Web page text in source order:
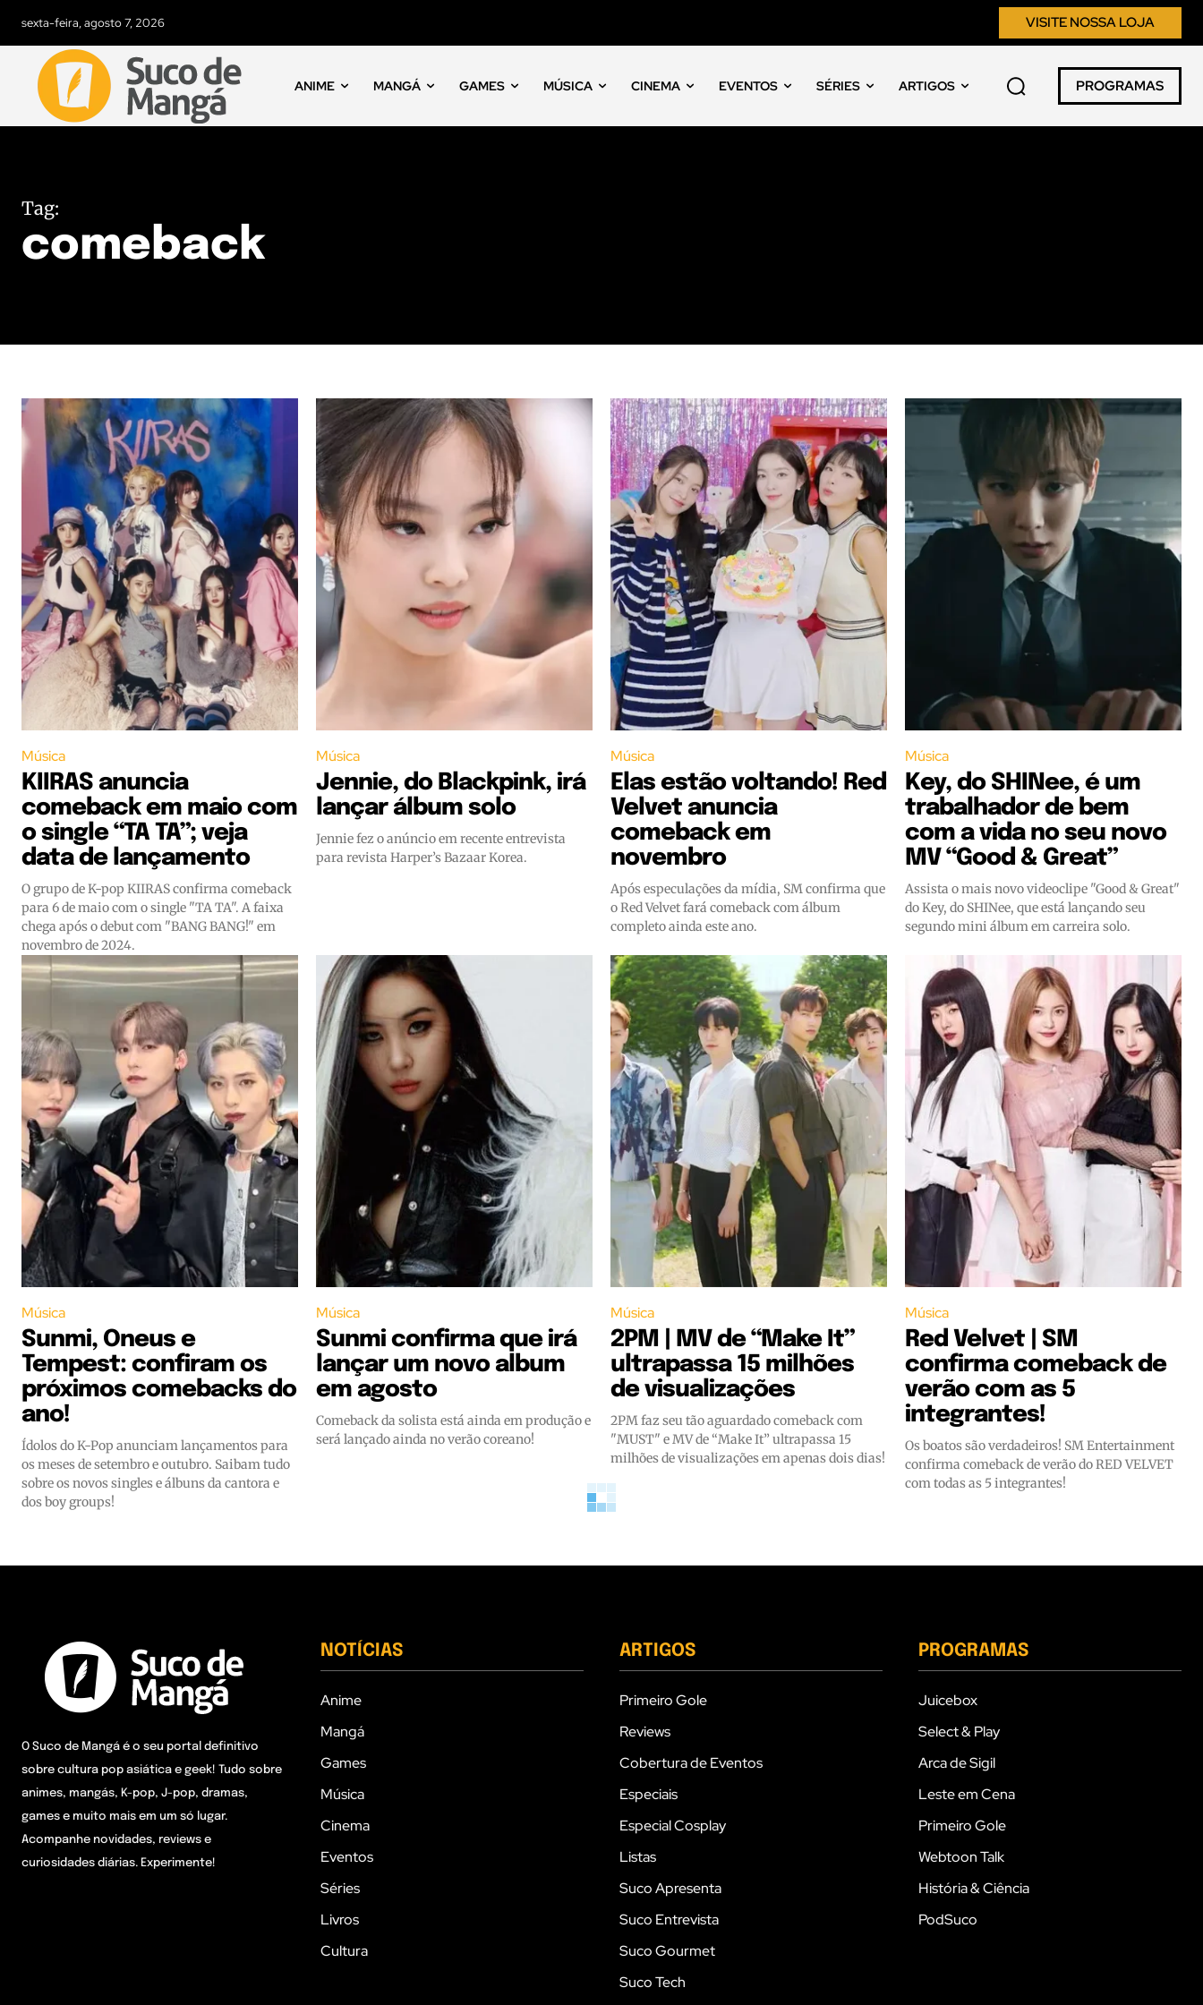
sexta-feira, agosto 7, 2026 VISITE NOSSA LOJA
ANIME MANGÁ GAMES MÚSICA CINEMA EVENTOS SÉRIES ARTIGOS PROGRAMAS
Tag:
comeback
Música
KIIRAS anuncia
comeback em maio com
o single “TA TA”; veja
data de lançamento
O grupo de K-pop KIIRAS confirma comeback
para 6 de maio com o single "TA TA". A faixa
chega após o debut com "BANG BANG!" em
novembro de 2024.
Música
Jennie, do Blackpink, irá
lançar álbum solo
Jennie fez o anúncio em recente entrevista
para revista Harper’s Bazaar Korea.
Música
Elas estão voltando! Red
Velvet anuncia
comeback em
novembro
Após especulações da mídia, SM confirma que
o Red Velvet fará comeback com álbum
completo ainda este ano.
Música
Key, do SHINee, é um
trabalhador de bem
com a vida no seu novo
MV “Good & Great”
Assista o mais novo videoclipe "Good & Great"
do Key, do SHINee, que está lançando seu
segundo mini álbum em carreira solo.
Música
Sunmi, Oneus e
Tempest: confiram os
próximos comebacks do
ano!
Ídolos do K-Pop anunciam lançamentos para
os meses de setembro e outubro. Saibam tudo
sobre os novos singles e álbuns da cantora e
dos boy groups!
Música
Sunmi confirma que irá
lançar um novo album
em agosto
Comeback da solista está ainda em produção e
será lançado ainda no verão coreano!
Música
2PM | MV de “Make It”
ultrapassa 15 milhões
de visualizações
2PM faz seu tão aguardado comeback com
"MUST" e MV de “Make It” ultrapassa 15
milhões de visualizações em apenas dois dias!
Música
Red Velvet | SM
confirma comeback de
verão com as 5
integrantes!
Os boatos são verdadeiros! SM Entertainment
confirma comeback de verão do RED VELVET
com todas as 5 integrantes!
O Suco de Mangá é o seu portal definitivo
sobre cultura pop asiática e geek! Tudo sobre
animes, mangás, K-pop, J-pop, dramas,
games e muito mais em um só lugar.
Acompanhe novidades, reviews e
curiosidades diárias. Experimente!
NOTÍCIAS
Anime
Mangá
Games
Música
Cinema
Eventos
Séries
Livros
Cultura
ARTIGOS
Primeiro Gole
Reviews
Cobertura de Eventos
Especiais
Especial Cosplay
Listas
Suco Apresenta
Suco Entrevista
Suco Gourmet
Suco Tech
PROGRAMAS
Juicebox
Select & Play
Arca de Sigil
Leste em Cena
Primeiro Gole
Webtoon Talk
História & Ciência
PodSuco